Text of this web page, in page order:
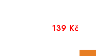
139 Kč